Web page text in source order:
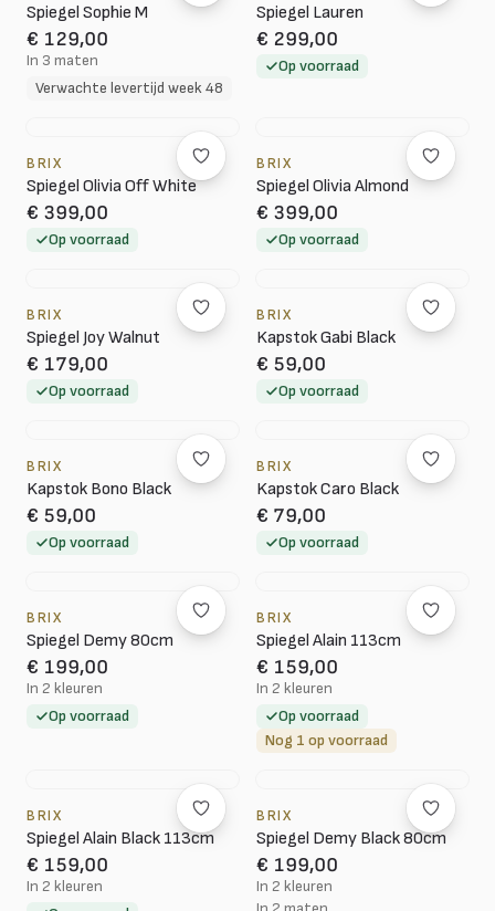
Spiegel Sophie M
€ 129,00
In 3 maten
Verwachte levertijd week 48
Spiegel Lauren
€ 299,00
Op voorraad
BRIX
Spiegel Olivia Off White
€ 399,00
Op voorraad
BRIX
Spiegel Olivia Almond
€ 399,00
Op voorraad
BRIX
Spiegel Joy Walnut
€ 179,00
Op voorraad
BRIX
Kapstok Gabi Black
€ 59,00
Op voorraad
BRIX
Kapstok Bono Black
€ 59,00
Op voorraad
BRIX
Kapstok Caro Black
€ 79,00
Op voorraad
BRIX
Spiegel Demy 80cm
€ 199,00
In 2 kleuren
Op voorraad
BRIX
Spiegel Alain 113cm
€ 159,00
In 2 kleuren
Op voorraad
Nog 1 op voorraad
BRIX
Spiegel Alain Black 113cm
€ 159,00
In 2 kleuren
BRIX
Spiegel Demy Black 80cm
€ 199,00
In 2 kleuren